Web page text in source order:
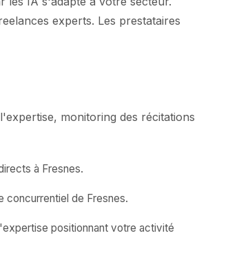
experts. Les prestataires
monitoring des récitations
à Fresnes.
concurrentiel de Fresnes.
positionnant votre activité